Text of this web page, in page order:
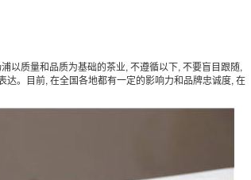
以质量和品质为基础的茶业, 不遵循以下, 不要盲目跟随,
。目前, 在全国各地都有一定的影响力和品牌忠诚度, 在